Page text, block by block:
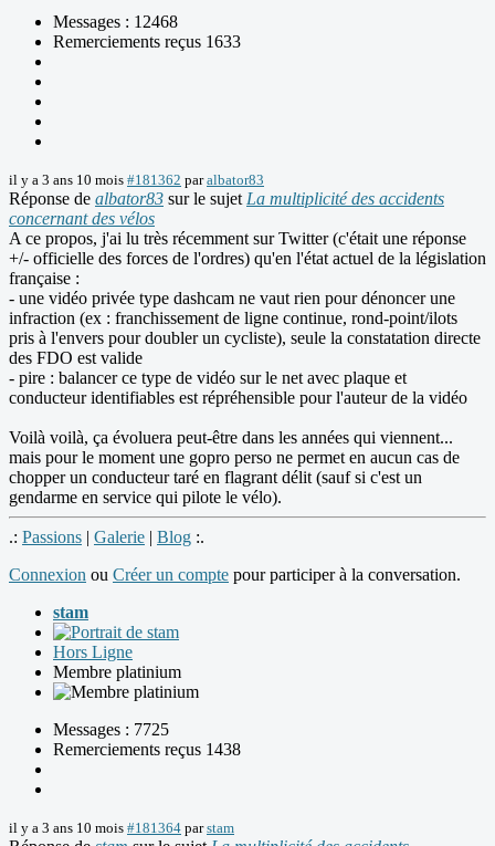
Messages : 12468
Remerciements reçus 1633
il y a 3 ans 10 mois #181362 paralbator83
Réponse de albator83 sur le sujet La multiplicité des accidents
concernant des vélos
A ce propos, j'ai lu très récemment sur Twitter (c'était une réponse
+/- officielle des forces de l'ordres) qu'en l'état actuel de la législation
française :
- une vidéo privée type dashcam ne vaut rien pour dénoncer une
infraction (ex : franchissement de ligne continue, rond-point/ilots
pris à l'envers pour doubler un cycliste), seule la constatation directe
des FDO est valide
- pire : balancer ce type de vidéo sur le net avec plaque et
conducteur identifiables est répréhensible pour l'auteur de la vidéo
Voilà voilà, ça évoluera peut-être dans les années qui viennent...
mais pour le moment une gopro perso ne permet en aucun cas de
chopper un conducteur taré en flagrant délit (sauf si c'est un
gendarme en service qui pilote le vélo).
.: Passions | Galerie | Blog :.
Connexion ou Créer un compte pour participer à la conversation.
stam
Hors Ligne
Membre platinium
Messages : 7725
Remerciements reçus 1438
il y a 3 ans 10 mois #181364 parstam